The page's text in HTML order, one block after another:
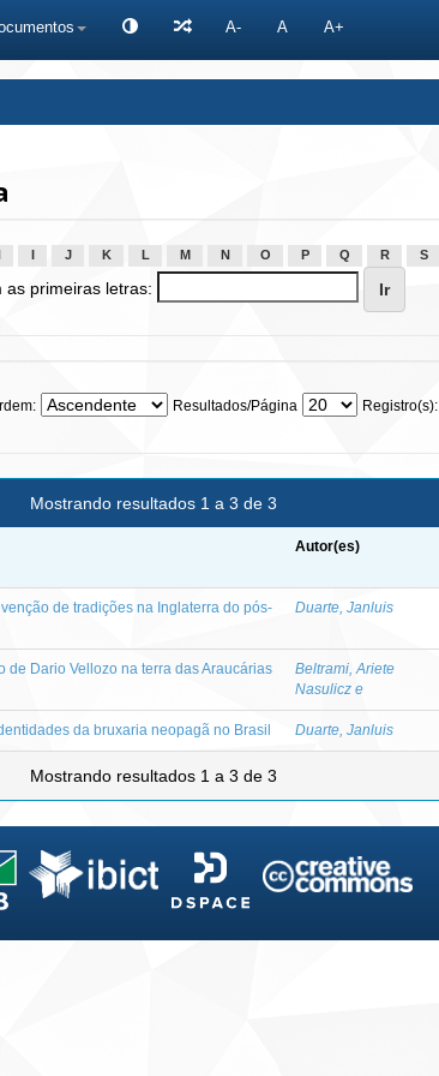
A- A A+
J K L M N O P Q R S
as primeiras letras:
Resultados/Página Registro(s):
Mostrando resultados 1 a 3 de 3
Autor(es)
de tradições na Inglaterra do pós-
Duarte, Janluis
de Dario Vellozo na terra das Araucárias
Beltrami, Ariete
Nasulicz e
da bruxaria neopagã no Brasil Duarte, Janluis
Mostrando resultados 1 a 3 de 3